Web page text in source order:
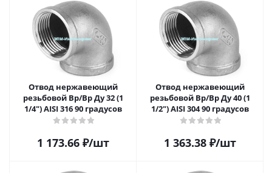
Отвод нержавеющий
резьбовой Вр/Вр Ду 32 (1
1/4") AISI 316 90 градусов
1 173.66₽/шт
Отвод нержавеющий
резьбовой Вр/Вр Ду 40 (1
1/2") AISI 304 90 градусов
1 363.38₽/шт